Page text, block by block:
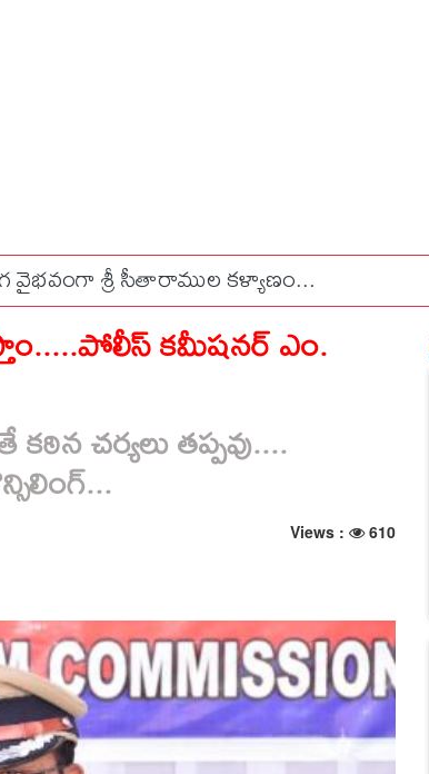
ప్రభుత్వ సలహాదారుడి పదవి ఇవ్వడం సరైనదేనా..?
కమీషనర్ ఎం.
చర్యలు తప్పవు....
Views :
610